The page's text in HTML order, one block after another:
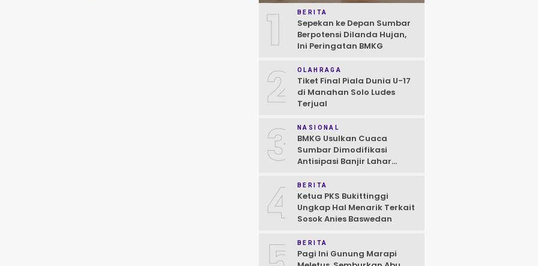
1 BERITA
Sepekan ke Depan Sumbar
Berpotensi Dilanda Hujan,
Ini Peringatan BMKG
2 OLAHRAGA
Tiket Final Piala Dunia U-17
di Manahan Solo Ludes
Terjual
3 NASIONAL
BMKG Usulkan Cuaca
Sumbar Dimodifikasi
Antisipasi Banjir Lahar
4 BERITA
Ketua PKS Bukittinggi
Ungkap Hal Menarik Terkait
Sosok Anies Baswedan
BERITA
Pagi Ini Gunung Marapi